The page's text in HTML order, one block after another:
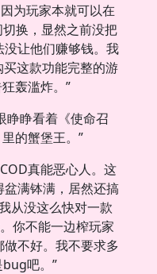
为玩家本就可以在
切换，显然之前没把
让他们赚够钱。我
这款功能完整的游
轰滥炸。”
睁睁看着《使命召
的蟹堡王。”
真能恶心人。这
满钵满，居然还搞
从没这么快对一款
你不能一边榨玩家
不好。我不要求多
吧。”